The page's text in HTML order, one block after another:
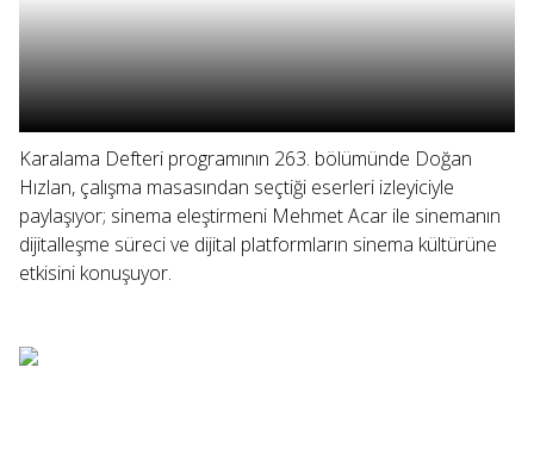
Karalama Defteri programının 263. bölümünde Doğan
Hızlan, çalışma masasından seçtiği eserleri izleyiciyle
paylaşıyor; sinema eleştirmeni Mehmet Acar ile sinemanın
dijitalleşme süreci ve dijital platformların sinema kültürüne
etkisini konuşuyor.